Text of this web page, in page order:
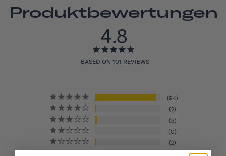
Produktbewertungen
4.8
BASED ON 101 REVIEWS
94
2
3
0
2